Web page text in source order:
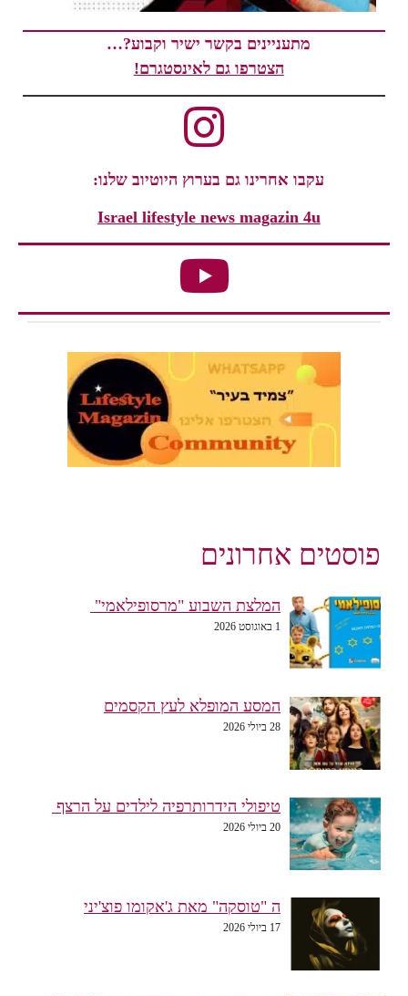
מתעניינים בקשר ישיר וקבוע?…
הצטרפו גם לאינסטגרם!
עקבו אחרינו גם בערוץ היוטיוב שלנו:
Israel lifestyle news magazin 4u
פוסטים אחרונים
המלצת השבוע "מרסופילאמי"
1 באוגוסט 2026
המסע המופלא לעץ הקסמים
28 ביולי 2026
טיפולי הידרותרפיה לילדים על הרצף
20 ביולי 2026
ה "טוסקה" מאת ג'אקומו פוצ'יני